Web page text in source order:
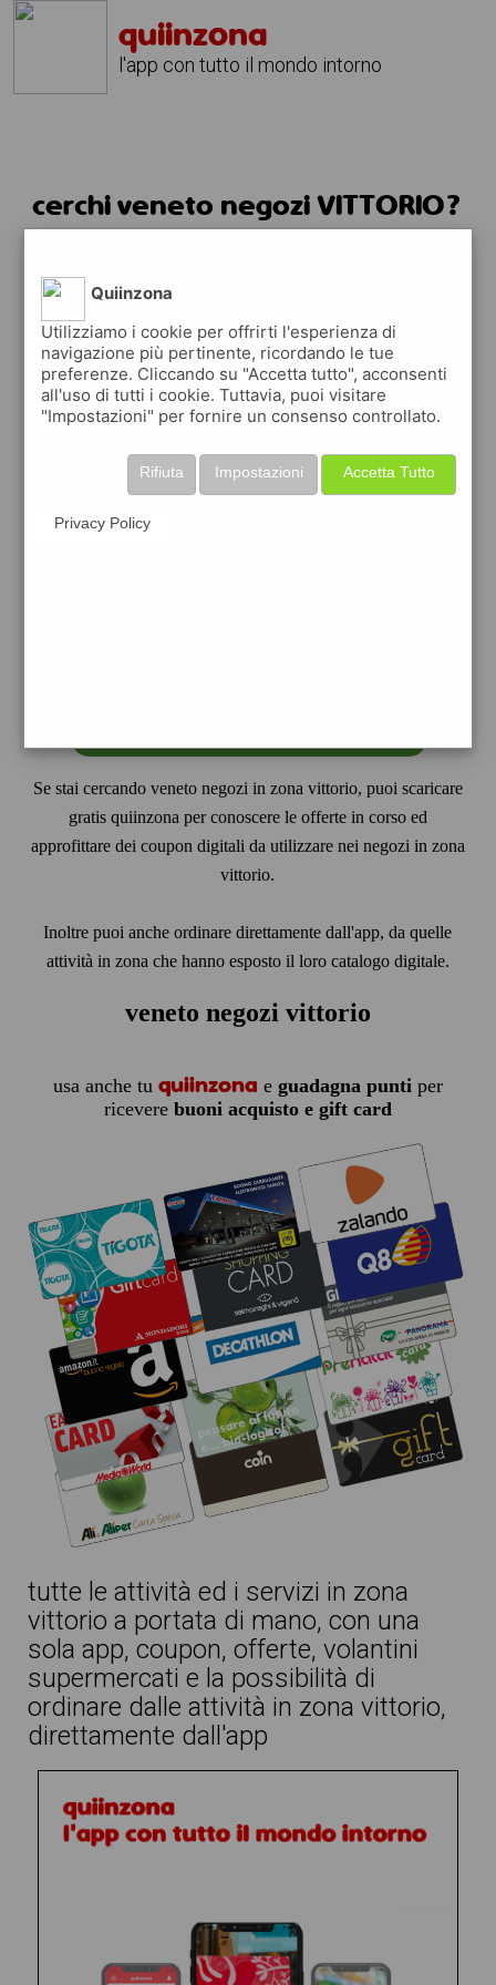
quiinzona
l'app con tutto il mondo intorno
cerchi veneto negozi VITTORIO?
FACILE e VELOCE
in
Se stai cercando veneto negozi in zona vittorio, puoi scaricare
gratis quiinzona per conoscere le offerte in corso ed
approfittare dei coupon digitali da utilizzare nei negozi in zona
vittorio.
Inoltre puoi anche ordinare direttamente dall'app, da quelle
attività in zona che hanno esposto il loro catalogo digitale.
veneto negozi vittorio
usa anche tu quiinzona e guadagna puntiper
ricevere buoni acquisto e gift card
tutte le attività ed i servizi in zona
vittorio a portata di mano, con una
sola app, coupon, offerte, volantini
supermercati e la possibilità di
ordinare dalle attività in zona vittorio,
direttamente dall'app
Quiinzona
Utilizziamo i cookie per offrirti l'esperienza di
navigazione più pertinente, ricordando le tue
preferenze. Cliccando su "Accetta tutto", acconsenti
all'uso di tutti i cookie. Tuttavia, puoi visitare
"Impostazioni" per fornire un consenso controllato.
Accetta Tutto
Impostazioni
Rifiuta
Privacy Policy